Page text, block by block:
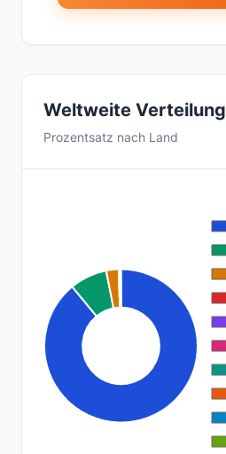
Weltweite Verteilung
Prozentsatz nach Land